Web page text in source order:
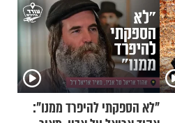
"לא הספקתי להיפרד ממנו":